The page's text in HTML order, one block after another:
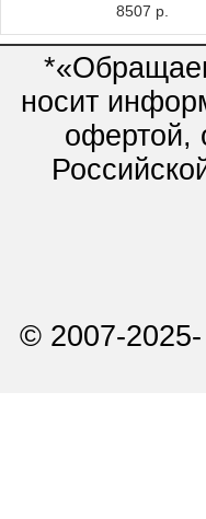
8507 р.
носит
офертой,
© 2007-